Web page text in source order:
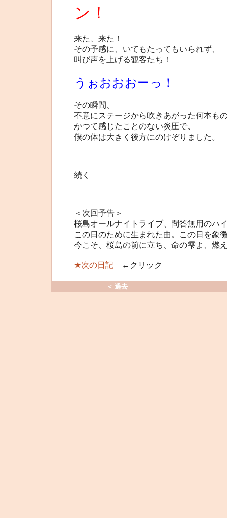
ン！
来た、来た！
その予感に、いてもたってもいられず、
叫び声を上げる観客たち！
うぉおおおーっ！
その瞬間、
不意にステージから吹きあがった何本も
かつて感じたことのない炎圧で、
僕の体は大きく後方にのけぞりました。
続く
＜次回予告＞
桜島オールナイトライブ、問答無用のハ
この日のために生まれた曲。この日を象
今こそ、桜島の前に立ち、命の雫よ、燃
★次の日記←クリック
＜ 過去